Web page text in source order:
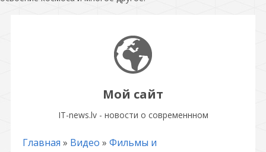
Мой сайт
IT-news.lv - новости о современнном
Главная » Видео » Фильмы и